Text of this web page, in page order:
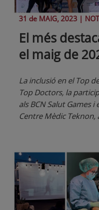
31 de MAIG, 2023 |
El més
el maig de
La inclusió en el Top
Top Doctors, la
als BCN Salut Games
Centre Mèdic Teknon,